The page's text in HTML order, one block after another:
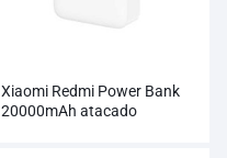
Xiaomi Redmi Power Bank
20000mAh atacado